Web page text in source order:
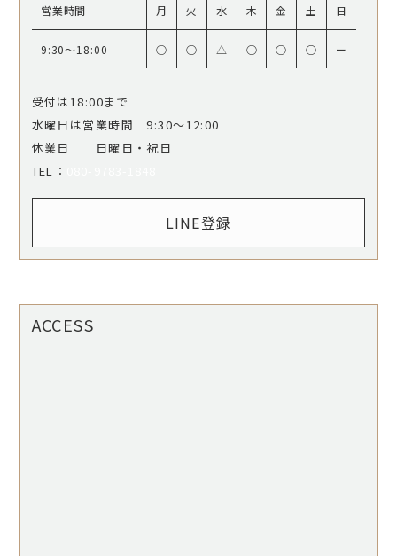
営業時間 月 火 水 木 金 土 日
9:30〜18:00 ○ ○ △ ○ ○ ○ ー
受付は18:00まで
水曜日は営業時間 9:30〜12:00
休業日 日曜日・祝日
​​​​​​​TEL：
LINE登録
ACCESS